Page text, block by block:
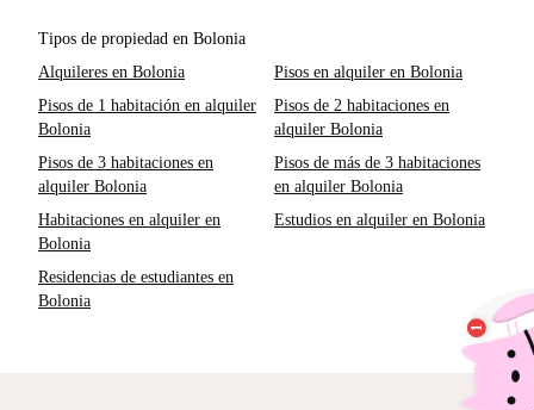
Tipos de propiedad en Bolonia
Alquileres en Bolonia
Pisos en alquiler en Bolonia
Pisos de 1 habitación en alquiler
Bolonia
Pisos de 2 habitaciones en
alquiler Bolonia
Pisos de 3 habitaciones en
alquiler Bolonia
Pisos de más de 3 habitaciones
en alquiler Bolonia
Habitaciones en alquiler en
Bolonia
Estudios en alquiler en Bolonia
Residencias de estudiantes en
Bolonia